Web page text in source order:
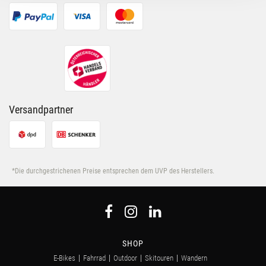
möglicherweise mit weiteren Daten zusammen, die Du
ihnen bereitgestellt hast oder die sie im Rahmen Deiner
Versandpartner
*Die durchgestrichenen Preise entsprechen dem UVP des Herstellers.
SHOP
E-Bikes Fahrrad Outdoor Skitouren Wandern